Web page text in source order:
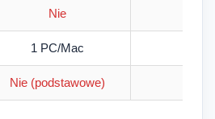
Nie
1 PC/Mac
Nie (podstawowe)